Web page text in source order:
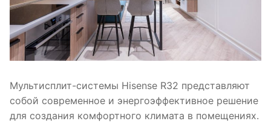
Мультисплит-системы Hisense R32 представляют
собой современное и энергоэффективное решение
для создания комфортного климата в помещениях.